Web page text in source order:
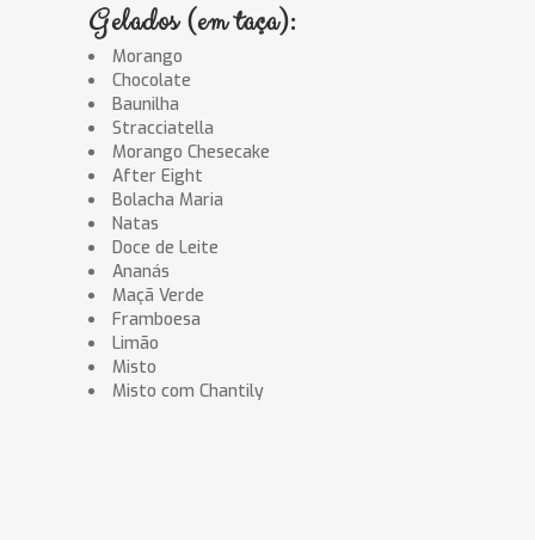
Gelados (em taça):
Morango
Chocolate
Baunilha
Stracciatella
Morango Chesecake
After Eight
Bolacha Maria
Natas
Doce de Leite
Ananás
Maçã Verde
Framboesa
Limão
Misto
Misto com Chantily